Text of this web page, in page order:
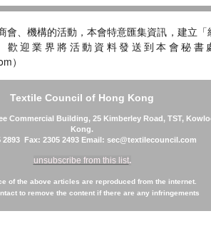
會、機構的活動，本會特意匯集資訊，建立「
歡迎業界將活動資料發送到本會秘
）
Textile Council of Hong Kong
Commercial Building, 25 Kimberley Road, TST,
Kong.
2893 Fax: 2305 2493 Email: sec@textilecouncil.com
unsubscribe from this list.
of the above articles are reproduced from the internet.
to remove the content if there are any infringements